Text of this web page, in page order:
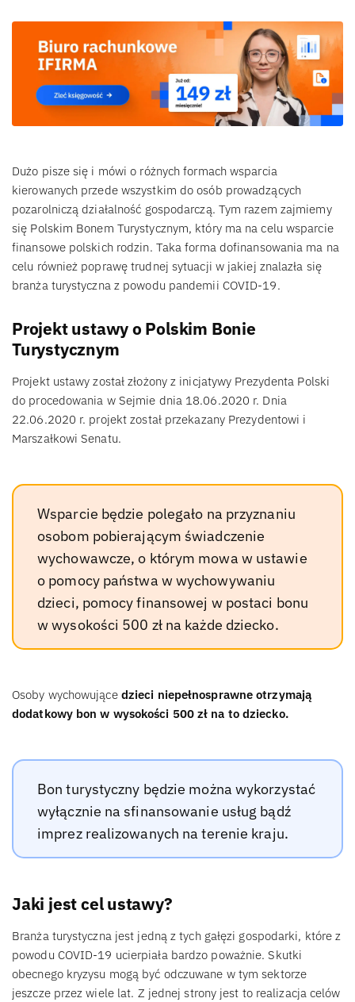
Dużo pisze się i mówi o różnych formach wsparcia
kierowanych przede wszystkim do osób prowadzących
pozarolniczą działalność gospodarczą. Tym razem zajmiemy
się Polskim Bonem Turystycznym, który ma na celu wsparcie
finansowe polskich rodzin. Taka forma dofinansowania ma na
celu również poprawę trudnej sytuacji w jakiej znalazła się
branża turystyczna z powodu pandemii COVID-19.
Projekt ustawy o Polskim Bonie
Turystycznym
Projekt ustawy został złożony z inicjatywy Prezydenta Polski
do procedowania w Sejmie dnia 18.06.2020 r. Dnia
22.06.2020 r. projekt został przekazany Prezydentowi i
Marszałkowi Senatu.
Wsparcie będzie polegało na przyznaniu
osobom pobierającym świadczenie
wychowawcze, o którym mowa w ustawie
o pomocy państwa w wychowywaniu
dzieci, pomocy finansowej w postaci bonu
w wysokości 500 zł na każde dziecko.
Osoby wychowujące dzieci niepełnosprawne otrzymają
dodatkowy bon w wysokości 500 zł na to dziecko.
Bon turystyczny będzie można wykorzystać
wyłącznie na sfinansowanie usług bądź
imprez realizowanych na terenie kraju.
Jaki jest cel ustawy?
Branża turystyczna jest jedną z tych gałęzi gospodarki, które z
powodu COVID-19 ucierpiała bardzo poważnie. Skutki
obecnego kryzysu mogą być odczuwane w tym sektorze
jeszcze przez wiele lat. Z jednej strony jest to realizacja celów